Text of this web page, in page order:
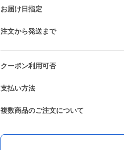
お届け日指定
注文から発送まで
クーポン利用可否
支払い方法
複数商品のご注文について